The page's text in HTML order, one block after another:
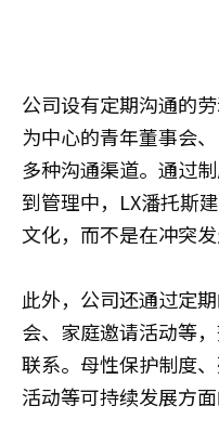
公司设有定期沟通的
为中心的青年董事会
多种沟通渠道。通过
到管理中，LX潘托斯
文化，而不是在冲突发
此外，公司还通过定
会、家庭邀请活动等
联系。母性保护制度
活动等可持续发展方